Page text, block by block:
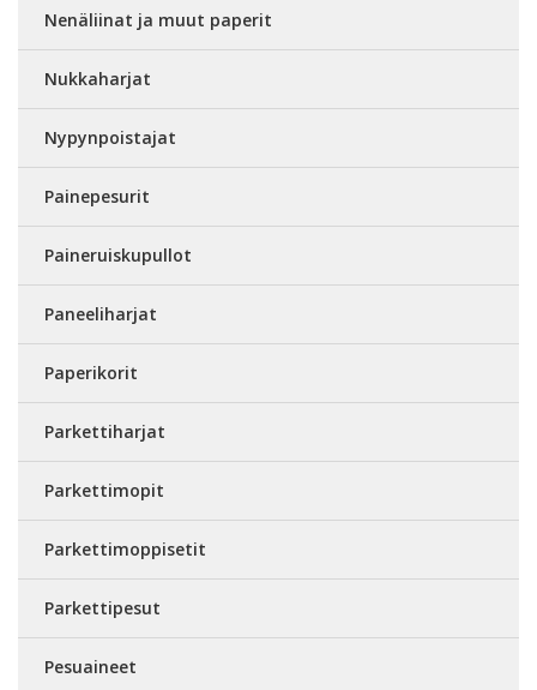
Nenäliinat ja muut paperit
Nukkaharjat
Nypynpoistajat
Painepesurit
Paineruiskupullot
Paneeliharjat
Paperikorit
Parkettiharjat
Parkettimopit
Parkettimoppisetit
Parkettipesut
Pesuaineet